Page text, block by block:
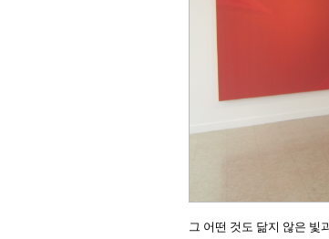
그 어떤 것도 닮지 않은 빛